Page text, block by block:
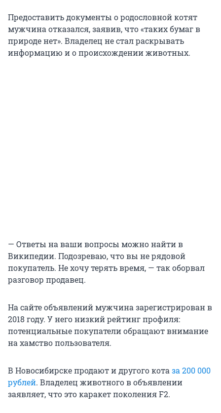
Предоставить документы о родословной котят
мужчина отказался, заявив, что «таких бумаг в
природе нет». Владелец не стал раскрывать
информацию и о происхождении животных.
— Ответы на ваши вопросы можно найти в
Википедии. Подозреваю, что вы не рядовой
покупатель. Не хочу терять время, — так оборвал
разговор продавец.
На сайте объявлений мужчина зарегистрирован в
2018 году. У него низкий рейтинг профиля:
потенциальные покупатели обращают внимание
на хамство пользователя.
В Новосибирске продают и другого кота за 200 000
рублей. Владелец животного в объявлении
заявляет, что это каракет поколения F2.